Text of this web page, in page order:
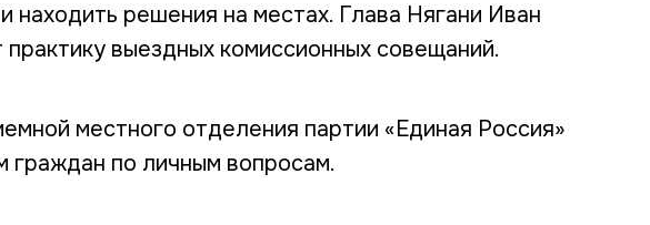
находить решения на местах. Глава Нягани Иван
выездных комиссионных совещаний.
местного отделения партии «Единая Россия»
граждан по личным вопросам.